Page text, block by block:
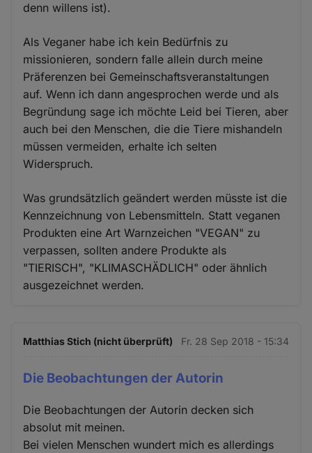
denn willens ist).
Als Veganer habe ich kein Bedürfnis zu
missionieren, sondern falle allein durch meine
Präferenzen bei Gemeinschaftsveranstaltungen
auf. Wenn ich dann angesprochen werde und als
Begründung sage ich möchte Leid bei Tieren, aber
auch bei den Menschen, die die Tiere mishandeln
müssen vermeiden, erhalte ich selten
Widerspruch.
Was grundsätzlich geändert werden müsste ist die
Kennzeichnung von Lebensmitteln. Statt veganen
Produkten eine Art Warnzeichen "VEGAN" zu
verpassen, sollten andere Produkte als
"TIERISCH", "KLIMASCHÄDLICH" oder ähnlich
ausgezeichnet werden.
Matthias Stich (nicht überprüft) Fr. 28 Sep 2018 - 15:34
Die Beobachtungen der Autorin
Die Beobachtungen der Autorin decken sich
absolut mit meinen.
Bei vielen Menschen wundert mich es allerdings